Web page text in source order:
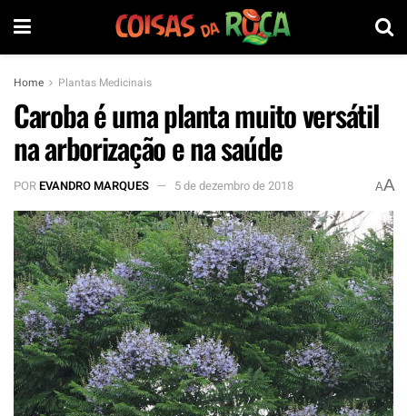
Home Plantas Medicinais
Caroba é uma planta muito versátil
na arborização e na saúde
POREVANDRO MARQUES 5 de dezembro de 2018 AA